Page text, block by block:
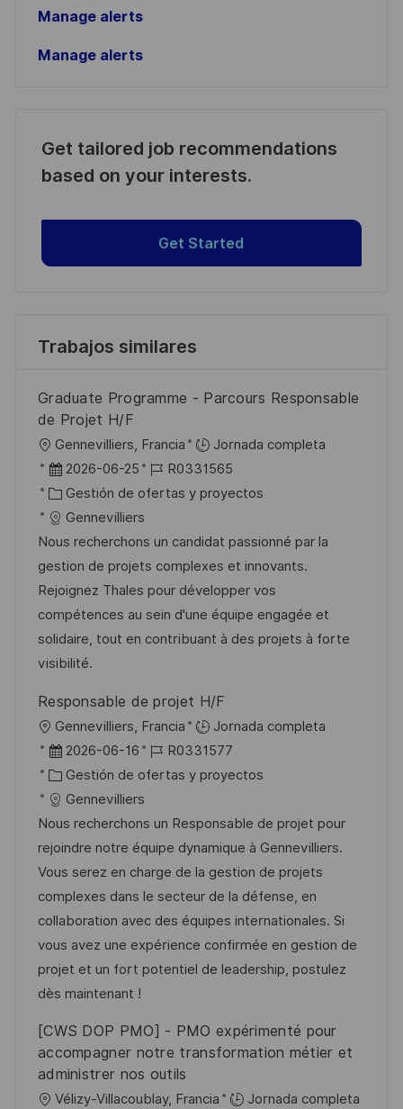
Manage alerts
Manage alerts
Get tailored job recommendations
based on your interests.
Get Started
Trabajos similares
Graduate Programme - Parcours Responsable
de Projet H/F
U
b
c
a
c
i
ó
n
Gennevilliers, Francia
Jornada completa
F
e
c
h
a
d
e
p
u
l
i
c
a
c
i
ó
n
2026-06-25
I
D
e
e
m
p
l
R0331565
C
a
t
e
g
o
r
í
Gestión de ofertas y proyectos
Gennevilliers
Nous recherchons un candidat passionné par la
gestion de projets complexes et innovants.
Rejoignez Thales pour développer vos
compétences au sein d'une équipe engagée et
solidaire, tout en contribuant à des projets à forte
visibilité.
Responsable de projet H/F
U
b
c
a
c
i
ó
n
Gennevilliers, Francia
Jornada completa
F
e
c
h
a
d
e
p
u
b
l
c
a
c
2026-06-16
I
D
e
e
m
p
l
e
o
R0331577
C
a
t
e
g
o
r
í
a
Gestión de ofertas y proyectos
Gennevilliers
Nous recherchons un Responsable de projet pour
rejoindre notre équipe dynamique à Gennevilliers.
Vous serez en charge de la gestion de projets
complexes dans le secteur de la défense, en
collaboration avec des équipes internationales. Si
vous avez une expérience confirmée en gestion de
projet et un fort potentiel de leadership, postulez
dès maintenant !
[CWS DOP PMO] - PMO expérimenté pour
accompagner notre transformation métier et
administrer nos outils
U Vélizy-Villacoublay, Francia
Jornada completa